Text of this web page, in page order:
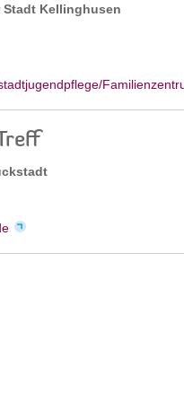
Stadt Kellinghusen